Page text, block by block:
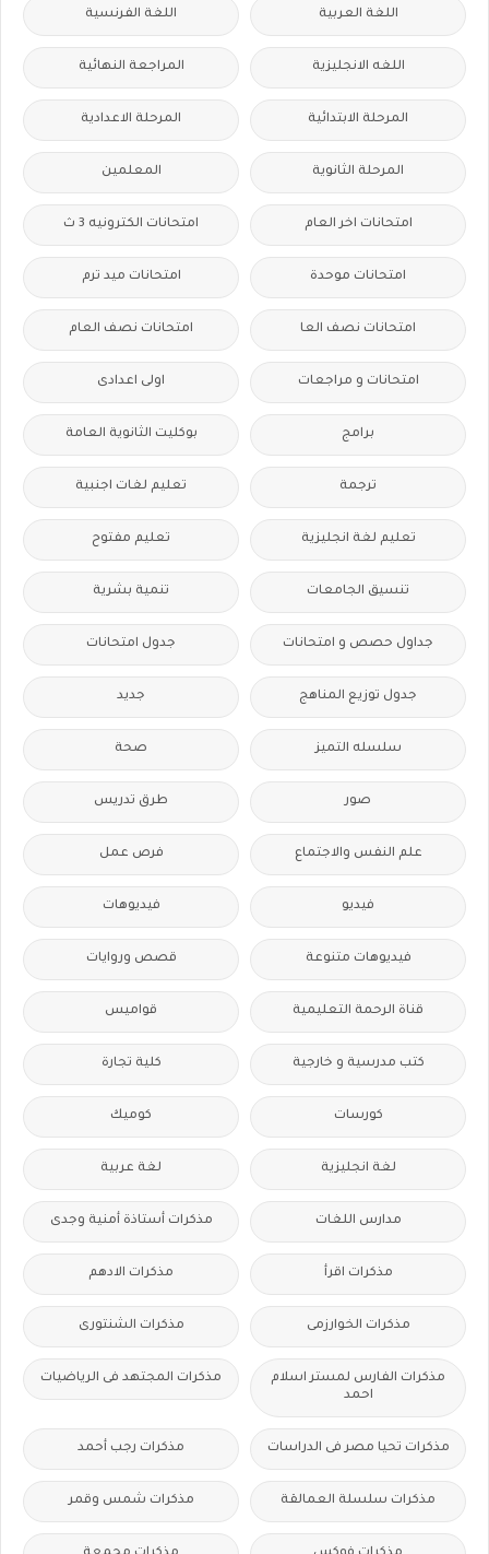
اللغة العربية اللغة الفرنسية
اللغه الانجليزية المراجعة النهائية
المرحلة الابتدائية المرحلة الاعدادية
المرحلة الثانوية المعلمين
امتحانات اخر العام امتحانات الكترونيه 3 ث
امتحانات موحدة امتحانات ميد ترم
امتحانات نصف العا امتحانات نصف العام
امتحانات و مراجعات اولى اعدادى
برامج بوكليت الثانوية العامة
ترجمة تعليم لغات اجنبية
تعليم لغة انجليزية تعليم مفتوح
تنسيق الجامعات تنمية بشرية
جداول حصص و امتحانات جدول امتحانات
جدول توزيع المناهج جديد
سلسله التميز صحة
صور طرق تدريس
علم النفس والاجتماع فرص عمل
فيديو فيديوهات
فيديوهات متنوعة قصص وروايات
قناة الرحمة التعليمية قواميس
كتب مدرسية و خارجية كلية تجارة
كورسات كوميك
لغة انجليزية لغة عربية
مدارس اللغات مذكرات أستاذة أمنية وجدى
مذكرات اقرأ مذكرات الادهم
مذكرات الخوارزمى مذكرات الشنتورى
مذكرات الفارس لمستر اسلام
احمد
مذكرات المجتهد فى الرياضيات
مذكرات تحيا مصر فى الدراسات مذكرات رجب أحمد
مذكرات سلسلة العمالقة مذكرات شمس وقمر